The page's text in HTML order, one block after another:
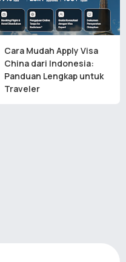
Cara Mudah Apply Visa
China dari Indonesia:
Panduan Lengkap untuk
Traveler